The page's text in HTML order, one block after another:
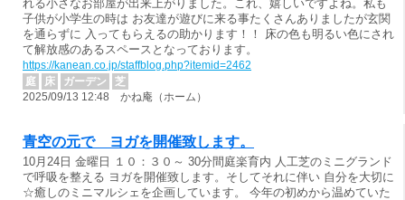
れる小さなお部屋が出来上がりました。これ、嬉しいですよね。私も
子供が小学生の時は お友達が遊びに来る事たくさんありましたが玄関
を通らずに 入ってもらえるの助かります！！ 床の色も明るい色にされ
て解放感のあるスペースとなっております。
https://kanean.co.jp/staffblog.php?itemid=2462
庭
床 ガーデン
芝
2025/09/13 12:48 かね庵（ホーム）
青空の元で ヨガを開催致します。
10月24日 金曜日 １０：３０～ 30分間庭楽育内 人工芝のミニグランド
で呼吸を整える ヨガを開催致します。そしてそれに伴い 自分を大切に
☆癒しのミニマルシェを企画しています。 今年の初めから温めていた